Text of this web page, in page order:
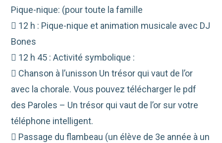
Pique-nique: (pour toute la famille
 12 h : Pique-nique et animation musicale avec DJ
Bones
 12 h 45 : Activité symbolique :
 Chanson à l’unisson Un trésor qui vaut de l’or
avec la chorale. Vous pouvez télécharger le pdf
des Paroles – Un trésor qui vaut de l’or sur votre
téléphone intelligent.
 Passage du flambeau (un élève de 3e année à un